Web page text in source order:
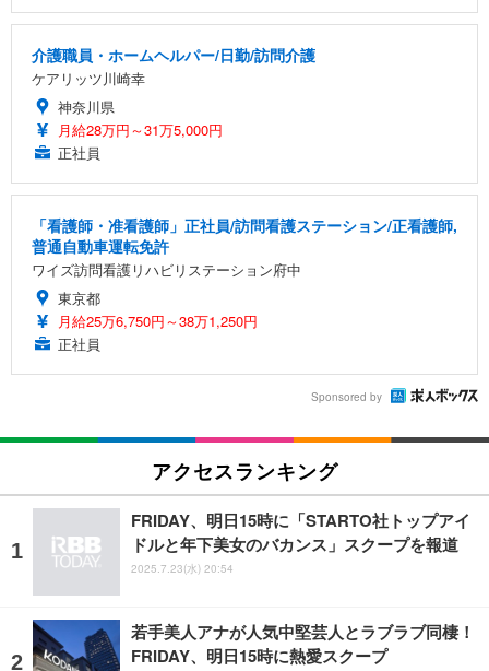
介護職員・ホームヘルパー/日勤/訪問介護
ケアリッツ川崎幸
神奈川県
月給28万円～31万5,000円
正社員
「看護師・准看護師」正社員/訪問看護ステーション/正看護師,
普通自動車運転免許
ワイズ訪問看護リハビリステーション府中
東京都
月給25万6,750円～38万1,250円
正社員
Sponsored by
アクセスランキング
FRIDAY、明日15時に「STARTO社トップアイ
ドルと年下美女のバカンス」スクープを報道
2025.7.23(水) 20:54
若手美人アナが人気中堅芸人とラブラブ同棲！
FRIDAY、明日15時に熱愛スクープ